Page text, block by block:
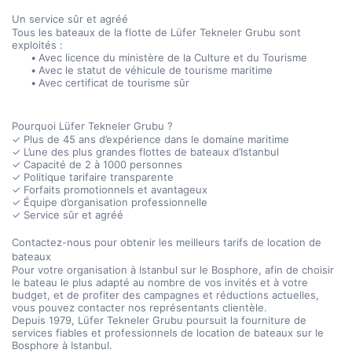
Un service sûr et agréé
Tous les bateaux de la flotte de Lüfer Tekneler Grubu sont
exploités :
Avec licence du ministère de la Culture et du Tourisme
Avec le statut de véhicule de tourisme maritime
Avec certificat de tourisme sûr
Pourquoi Lüfer Tekneler Grubu ?
✓ Plus de 45 ans d’expérience dans le domaine maritime
✓ L’une des plus grandes flottes de bateaux d’Istanbul
✓ Capacité de 2 à 1000 personnes
✓ Politique tarifaire transparente
✓ Forfaits promotionnels et avantageux
✓ Équipe d’organisation professionnelle
✓ Service sûr et agréé
Contactez-nous pour obtenir les meilleurs tarifs de location de
bateaux
Pour votre organisation à Istanbul sur le Bosphore, afin de choisir
le bateau le plus adapté au nombre de vos invités et à votre
budget, et de profiter des campagnes et réductions actuelles,
vous pouvez contacter nos représentants clientèle.
Depuis 1979, Lüfer Tekneler Grubu poursuit la fourniture de
services fiables et professionnels de location de bateaux sur le
Bosphore à Istanbul.